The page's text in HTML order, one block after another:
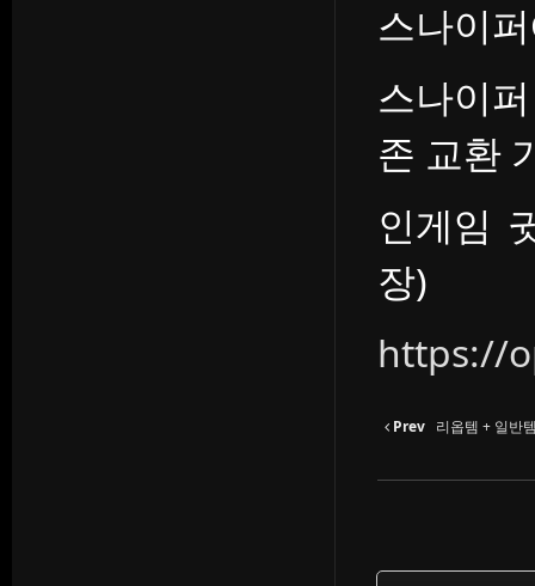
스나이
스나이
존 교환
인게임
장)
https://
Prev 리옵템 + 일반